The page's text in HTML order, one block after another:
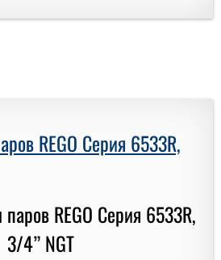
REGO Серия 6533R,